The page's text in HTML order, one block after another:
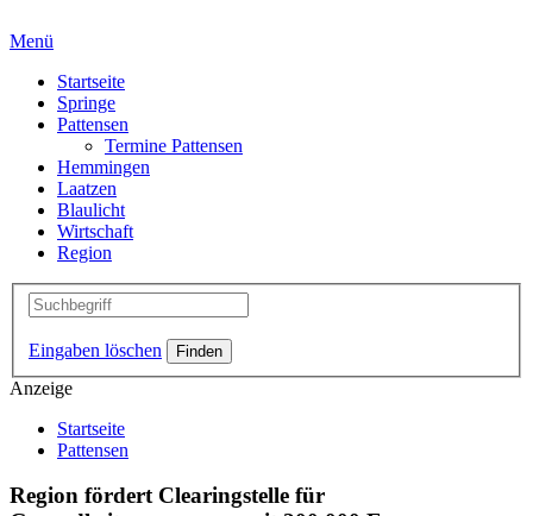
Menü
Startseite
Springe
Pattensen
Termine Pattensen
Hemmingen
Laatzen
Blaulicht
Wirtschaft
Region
Eingaben löschen
Anzeige
Startseite
Pattensen
Region fördert Clearingstelle für